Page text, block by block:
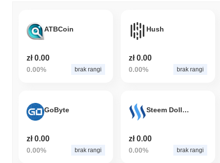
ATBCoin
zł 0.00
0.00% brak rangi
Hush
zł 0.00
0.00% brak rangi
GoByte
zł 0.00
0.00% brak rangi
Steem Dollars
zł 0.00
0.00% brak rangi